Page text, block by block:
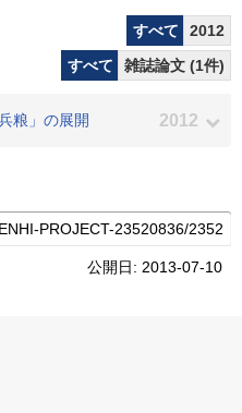
すべて
2012
すべて
雑誌論文 (1件)
粮」の展開 2012
公開日: 2013-07-10